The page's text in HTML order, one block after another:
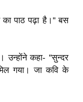
का पाठ पढ़ा है।'' बस
उन्होंने कहा- ''सुन्दर
गया। जा कवि के